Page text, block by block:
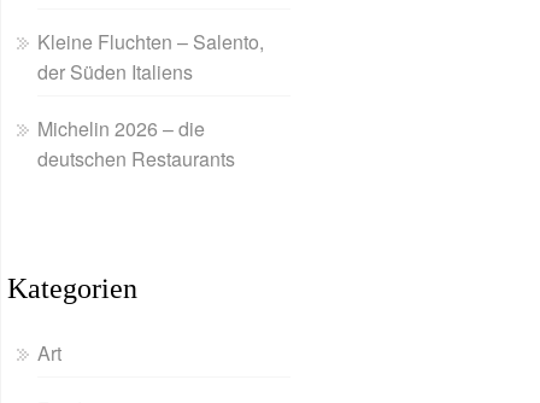
Kleine Fluchten – Salento,
der Süden Italiens
Michelin 2026 – die
deutschen Restaurants
Kategorien
Art